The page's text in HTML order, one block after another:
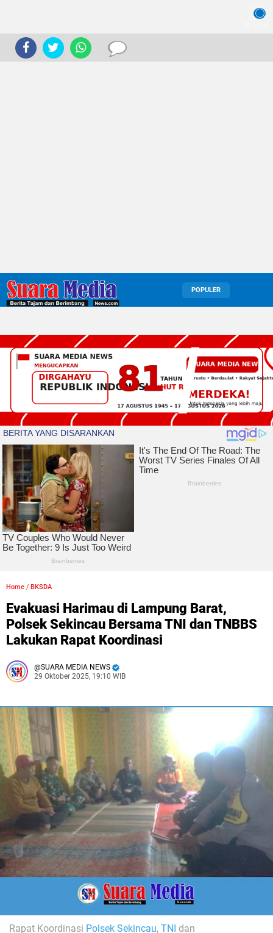
POPULER
Home / BKSDA
Evakuasi Harimau di Lampung Barat,
Polsek Sekincau Bersama TNI dan TNBBS
Lakukan Rapat Koordinasi
SUARA MEDIA NEWS
29 Oktober 2025, 19:10 WIB
Rapat Koordinasi Polsek Sekincau, TNI dan